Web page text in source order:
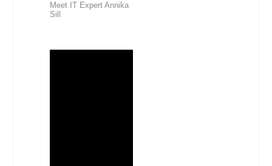
Meet IT Expert Annika
Sill